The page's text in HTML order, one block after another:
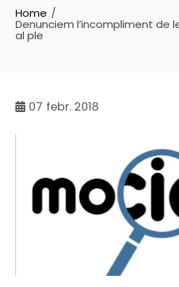
Home
Denunciem l’incompliment de
al ple
07 febr. 2018